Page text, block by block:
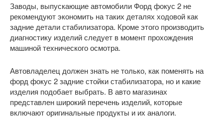
Заводы, выпускающие автомобили Форд фокус 2 не
рекомендуют экономить на таких деталях ходовой как
задние детали стабилизатора. Кроме этого производить
диагностику изделий следует в момент прохождения
машиной технического осмотра.
Автовладелец должен знать не только, как поменять на
форд фокус 2 задние стойки стабилизатора, но и какие
изделия подобает выбрать. В авто магазинах
представлен широкий перечень изделий, которые
включают оригинальные продукты и их аналоги.